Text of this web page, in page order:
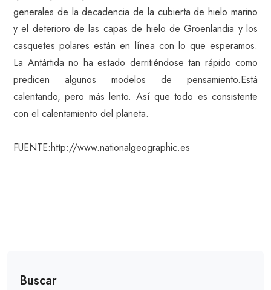
generales de la decadencia de la cubierta de hielo marino
y el deterioro de las capas de hielo de Groenlandia y los
casquetes polares están en línea con lo que esperamos.
La Antártida no ha estado derritiéndose tan rápido como
predicen algunos modelos de pensamiento.Está
calentando, pero más lento. Así que todo es consistente
con el calentamiento del planeta.
FUENTE:http://www.nationalgeographic.es
Buscar